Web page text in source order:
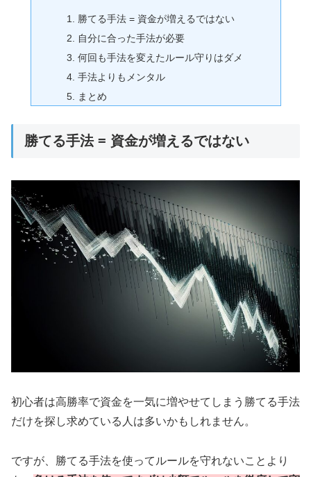
勝てる手法 = 資金が増えるではない
自分に合った手法が必要
何回も手法を変えたルール守りはダメ
手法よりもメンタル
まとめ
勝てる手法 = 資金が増えるではない
初心者は高勝率で資金を一気に増やせてしまう勝てる手法
だけを探し求めている人は多いかもしれません。
ですが、勝てる手法を使ってルールを守れないことより